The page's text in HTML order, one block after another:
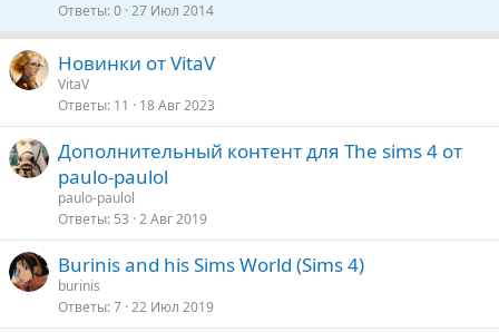
н
е
н
Ответы 0 27 Июл 2014
Новинки от VitaV
VitaV
Ответы 11 18 Авг 2023
Дополнительный контент для The sims 4 от
paulo-paulol
paulo-paulol
Ответы 53 2 Авг 2019
Burinis and his Sims World (Sims 4)
burinis
Ответы 7 22 Июл 2019